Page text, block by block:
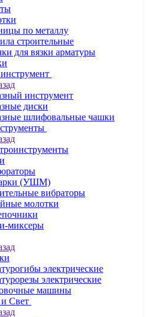
по металлу
строительные
для вязки арматуры
инструмент
диски
шлифовальные чашки
(УШМ)
вибраторы
молотки
миксеры
электрические
электрические
машины
Свет